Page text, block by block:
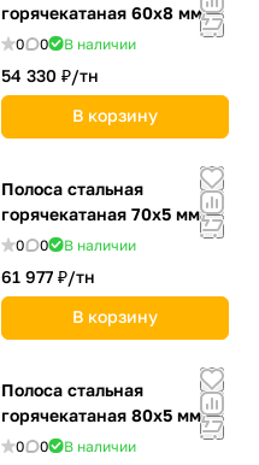
горячекатаная 60х8 мм
0 0 В наличии
54 330 ₽/тн
В корзину
Полоса стальная
горячекатаная 70х5 мм
0 0 В наличии
61 977 ₽/тн
В корзину
Полоса стальная
горячекатаная 80х5 мм
0 0 В наличии